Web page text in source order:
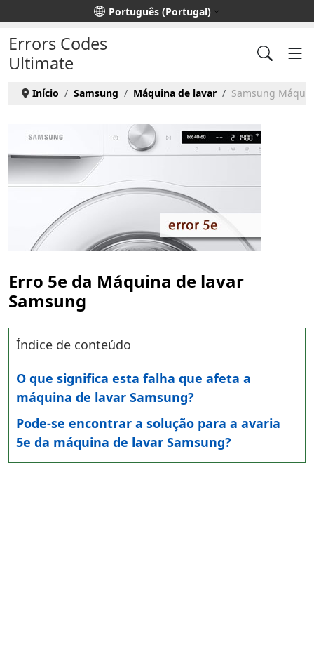
Escolha o seu idioma Português (Portugal)
Errors Codes
Ultimate
Início Samsung Máquina de lavar Samsung
Erro 5e da Máquina de lavar
Samsung
Índice de conteúdo
O que significa esta falha que afeta a
máquina de lavar Samsung?
Pode-se encontrar a solução para a avaria
5e da máquina de lavar Samsung?